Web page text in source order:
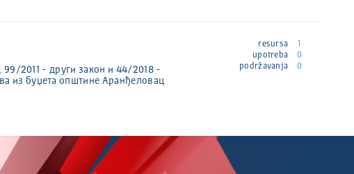
2011 - други закон и 44/2018 -
из буџета општине Аранђеловац
resursa
1
upotreba
0
podržavanja
0